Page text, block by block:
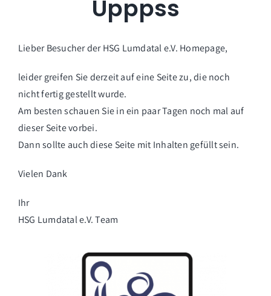
Upppss
Lieber Besucher der HSG Lumdatal e.V. Homepage,
leider greifen Sie derzeit auf eine Seite zu, die noch
nicht fertig gestellt wurde.
Am besten schauen Sie in ein paar Tagen noch mal auf
dieser Seite vorbei.
Dann sollte auch diese Seite mit Inhalten gefüllt sein.
Vielen Dank
Ihr
HSG Lumdatal e.V. Team